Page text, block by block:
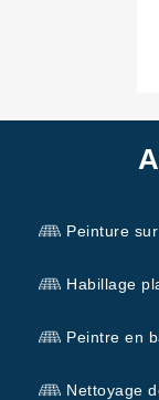
Peinture
Habillage
Peintre en
Nettoyage